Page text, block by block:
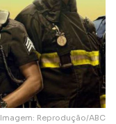
Imagem: Reprodução/ABC